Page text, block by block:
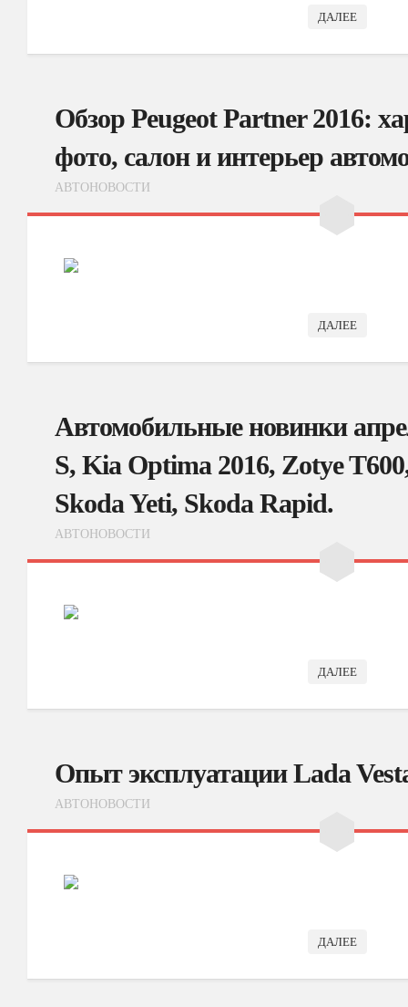
ДАЛЕЕ
Обзор Peugeot Partner 2016:
фото, салон и интерьер
АВТОНОВОСТИ
ДАЛЕЕ
Автомобильные новинки
S, Kia Optima 2016, Zotye
Skoda Yeti, Skoda Rapid.
АВТОНОВОСТИ
ДАЛЕЕ
Опыт эксплуатации Lada
АВТОНОВОСТИ
ДАЛЕЕ